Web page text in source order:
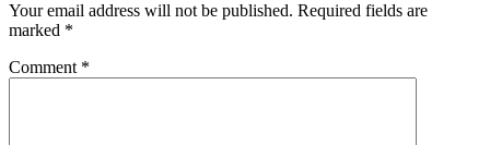
Your email address will not be published. Required fields are
marked *
Comment *